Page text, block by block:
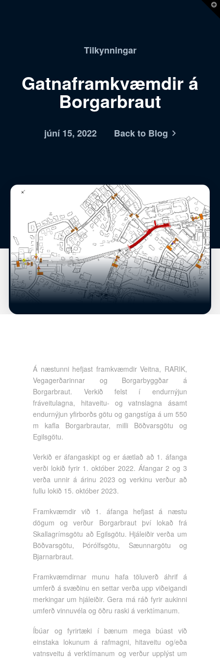
Tilkynningar
Gatnaframkvæmdir á
Borgarbraut
júní 15, 2022 Back to Blog
Á næstunni hefjast framkvæmdir Veitna, RARIK,
Vegagerðarinnar og Borgarbyggðar á
Borgarbraut. Verkið felst í endurnýjun
fráveitulagna, hitaveitu- og vatnslagna ásamt
endurnýjun yfirborðs götu og gangstíga á um 550
m kafla Borgarbrautar, milli Böðvarsgötu og
Egilsgötu.
Verkið er áfangaskipt og er áætlað að 1. áfanga
verði lokið fyrir 1. október 2022. Áfangar 2 og 3
verða unnir á árinu 2023 og verkinu verður að
fullu lokið 15. október 2023.
Framkvæmdir við 1. áfanga hefjast á næstu
dögum og verður Borgarbraut því lokað frá
Skallagrímsgötu að Egilsgötu. Hjáleiðir verða um
Böðvarsgötu, Þórólfsgötu, Sæunnargötu og
Bjarnarbraut.
Framkvæmdirnar munu hafa töluverð áhrif á
umferð á svæðinu en settar verða upp viðeigandi
merkingar um hjáleiðir. Gera má ráð fyrir aukinni
umferð vinnuvéla og öðru raski á verktímanum.
Íbúar og fyrirtæki í bænum mega búast við
einstaka lokunum á rafmagni, hitaveitu og/eða
vatnsveitu á verktímanum og verður upplýst um